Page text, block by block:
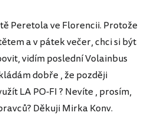
Peretola ve Florencii. Protože
a v pátek večer, chci si být
vidím poslední Volainbus
dobře , že později
LA PO-FI ? Nevíte , prosím,
Děkuji Mirka Konv.